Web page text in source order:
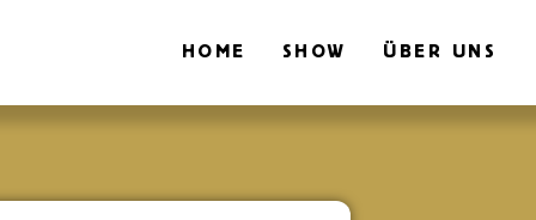
HOME SHOW ÜBER UNS